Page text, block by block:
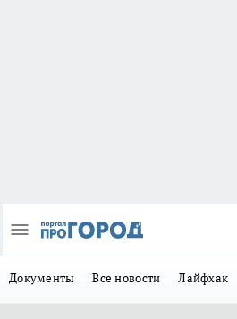
Документы Все новости Лайфхак